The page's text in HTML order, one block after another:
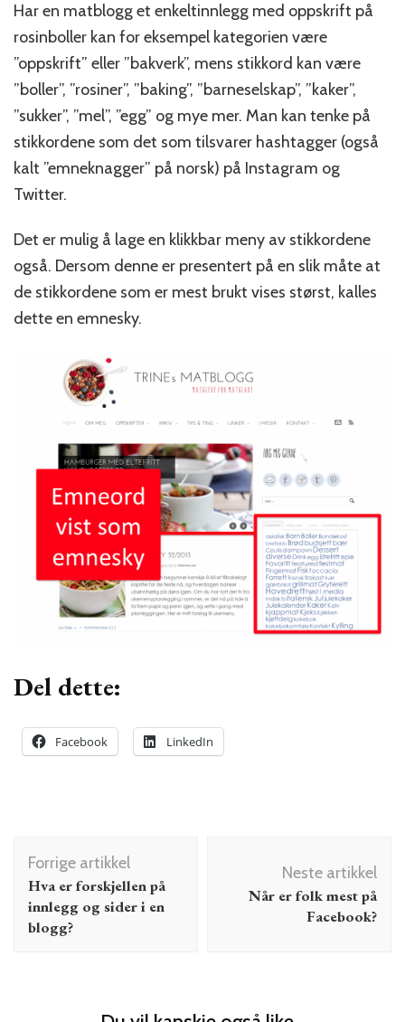
Har en matblogg et enkeltinnlegg med oppskrift på
rosinboller kan for eksempel kategorien være
”oppskrift” eller ”bakverk”, mens stikkord kan være
”boller”, ”rosiner”, ”baking”, ”barneselskap”, ”kaker”,
”sukker”, ”mel”, ”egg” og mye mer. Man kan tenke på
stikkordene som det som tilsvarer hashtagger (også
kalt ”emneknagger” på norsk) på Instagram og
Twitter.
Det er mulig å lage en klikkbar meny av stikkordene
også. Dersom denne er presentert på en slik måte at
de stikkordene som er mest brukt vises størst, kalles
dette en emnesky.
Del dette:
Facebook LinkedIn
Innleggsnavigering
Forrige artikkel
Hva er forskjellen på
innlegg og sider i en
blogg?
Neste artikkel
Når er folk mest på
Facebook?